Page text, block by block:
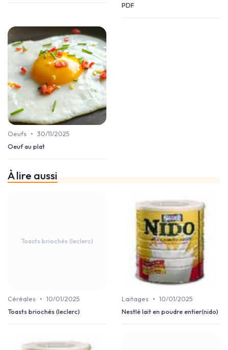
PDF
Oeufs • 30/11/2025
Oeuf au plat
À lire aussi
Toasts briochés (leclerc)
Céréales • 10/01/2025
Toasts briochés (leclerc)
Laitages • 10/01/2025
Nestlé lait en poudre entier(nido)